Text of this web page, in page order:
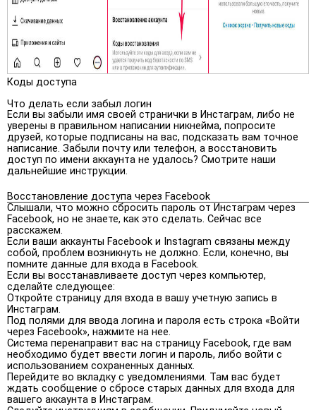
Коды доступа
Что делать если забыл логин
Если вы забыли имя своей странички в Инстаграм, либо не
уверены в правильном написании никнейма, попросите
друзей, которые подписаны на вас, подсказать вам точное
написание. Забыли почту или телефон, а восстановить
доступ по имени аккаунта не удалось? Смотрите наши
дальнейшие инструкции.
Восстановление доступа через Facebook
Слышали, что можно сбросить пароль от Инстаграм через
Facebook, но не знаете, как это сделать. Сейчас все
расскажем.
Если ваши аккаунты Facebook и Instagram связаны между
собой, проблем возникнуть не должно. Если, конечно, вы
помните данные для входа в Facebook.
Если вы восстанавливаете доступ через компьютер,
сделайте следующее:
Откройте страницу для входа в вашу учетную запись в
Инстаграм.
Под полями для ввода логина и пароля есть строка «Войти
через Facebook», нажмите на нее.
Система перенаправит вас на страницу Facebook, где вам
необходимо будет ввести логин и пароль, либо войти с
использованием сохраненных данных.
Перейдите во вкладку с уведомлениями. Там вас будет
ждать сообщение о сбросе старых данных для входа для
вашего аккаунта в Инстаграм.